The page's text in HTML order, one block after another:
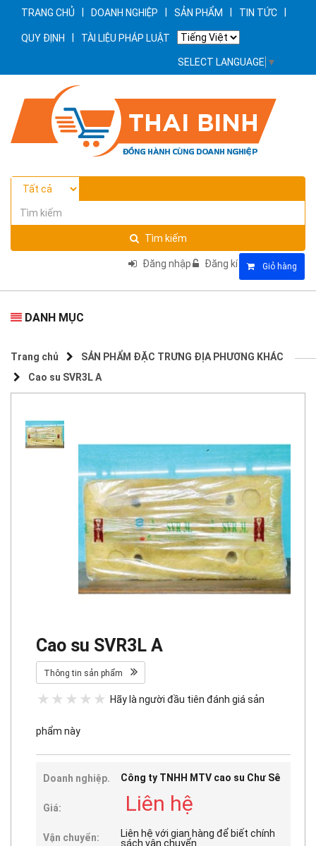
TRANG CHỦ DOANH NGHIỆP SẢN PHẨM TIN TỨC
QUY ĐỊNH TÀI LIỆU PHÁP LUẬT
SELECT LANGUAGE ▼
Tìm kiếm
Đăng nhập Đăng kí Giỏ hàng
DANH MỤC
Trang chủ
SẢN PHẨM ĐẶC TRƯNG ĐỊA PHƯƠNG KHÁC
Cao su SVR3L A
Cao su SVR3L A
Thông tin sản phẩm
Hãy là người đầu tiên đánh giá sản
phẩm này
Doanh nghiệp. Công ty TNHH MTV cao su Chư Sê
Giá: Liên hệ
Vận chuyển:
Liên hệ với gian hàng để biết chính
sách vận chuyển